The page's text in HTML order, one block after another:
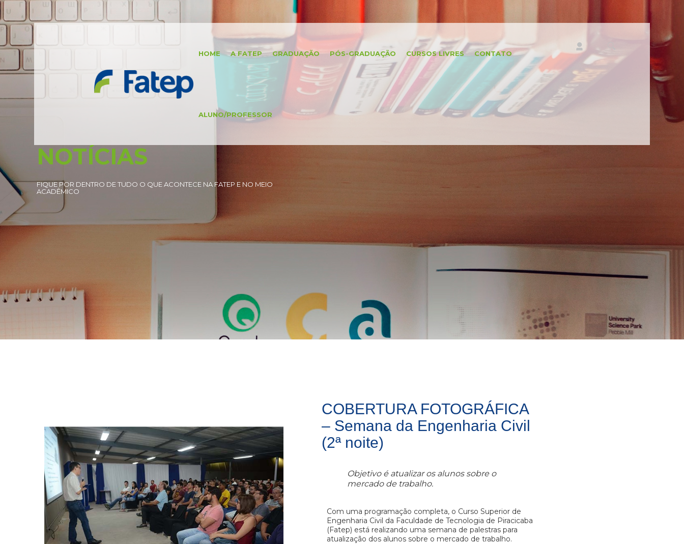
HOME A FATEP GRADUAÇÃO PÓS-GRADUAÇÃO CURSOS LIVRES CONTATO
ALUNO/PROFESSOR
NOTÍCIAS
FIQUE POR DENTRO DE TUDO O QUE ACONTECE NA FATEP E NO MEIO
ACADÊMICO
COBERTURA FOTOGRÁFICA
– Semana da Engenharia Civil
(2ª noite)
Objetivo é atualizar os alunos sobre o
mercado de trabalho.
Com uma programação completa, o Curso Superior de
Engenharia Civil da Faculdade de Tecnologia de Piracicaba
(Fatep) está realizando uma semana de palestras para
atualização dos alunos sobre o mercado de trabalho.